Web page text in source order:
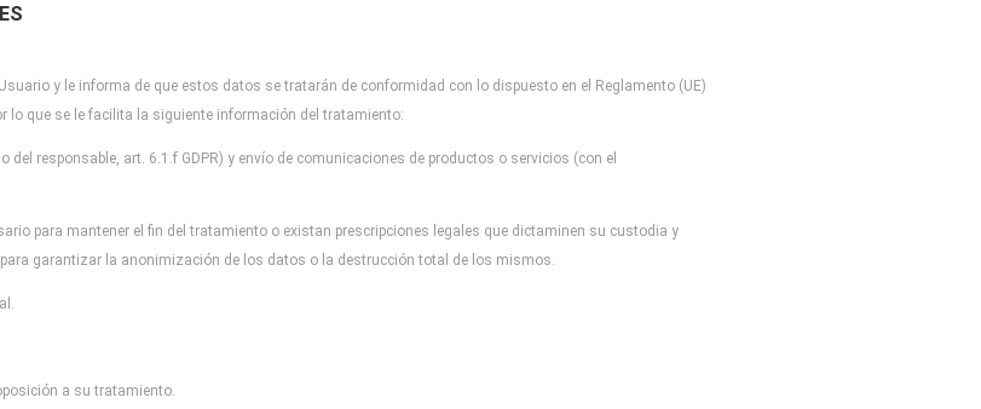
y le informa de que estos datos se tratarán de conformidad con lo dispuesto en el Reglamento (UE)
lo que se le facilita la siguiente información del tratamiento:
del responsable, art. 6.1.f GDPR) y envío de comunicaciones de productos o servicios (con el
para mantener el fin del tratamiento o existan prescripciones legales que dictaminen su custodia y
garantizar la anonimización de los datos o la destrucción total de los mismos.
a su tratamiento.